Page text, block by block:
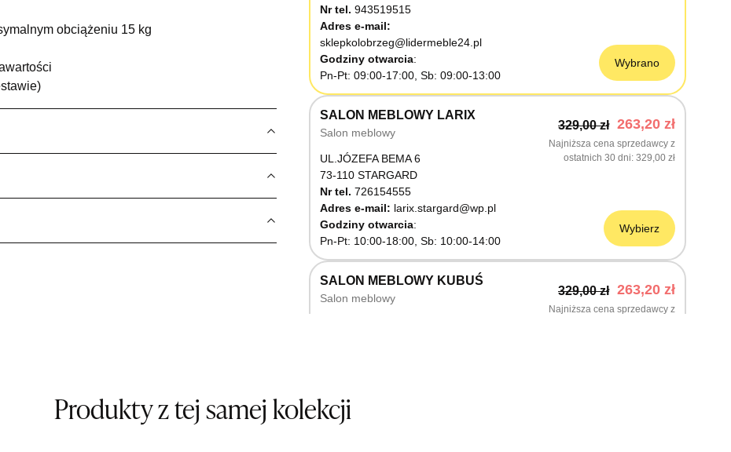
obciążeniu 15 kg
Nr tel. 943519515
Adres e-mail:
sklepkolobrzeg@lidermeble24.pl
Godziny otwarcia
Pn-Pt: 09:00-17:00, Sb: 09:00-13:00
Wybrano
SALON MEBLOWY LARIX
Salon meblowy
UL.JÓZEFA BEMA 6
73-110 STARGARD
Nr tel. 726154555
Adres e-mail: larix.stargard@wp.pl
Godziny otwarcia
Pn-Pt: 10:00-18:00, Sb: 10:00-14:00
329,00 zł 263,20 zł
Najniższa cena sprzedawcy z
ostatnich 30 dni 329,00 zł
Wybierz
SALON MEBLOWY KUBUŚ
Salon meblowy
329,00 zł 263,20 zł
Najniższa cena sprzedawcy z
Produkty z tej samej kolekcji